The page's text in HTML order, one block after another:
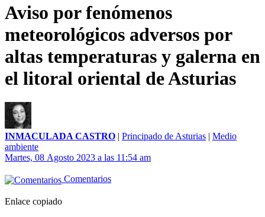
Aviso por fenómenos
meteorológicos adversos por
altas temperaturas y galerna en
el litoral oriental de Asturias
INMACULADA CASTRO | Principado de Asturias | Medio
ambiente
Martes, 08 Agosto 2023 a las 11:54 am
Comentarios
Enlace copiado